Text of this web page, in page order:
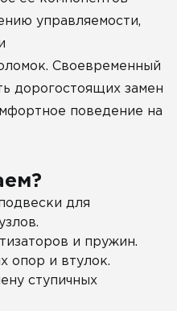
управляемости,
Своевременный
дорогостоящих замен
поведение на
для
и пружин.
опор и втулок.
ступичных